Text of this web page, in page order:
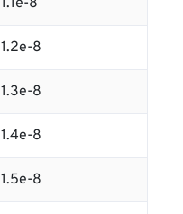
1.1e-8
1.2e-8
1.3e-8
1.4e-8
1.5e-8